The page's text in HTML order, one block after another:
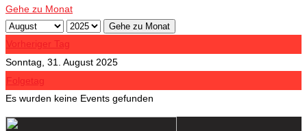
Gehe zu Monat
Gehe zu Monat
Vorheriger Tag
Sonntag, 31. August 2025
Folgetag
Es wurden keine Events gefunden